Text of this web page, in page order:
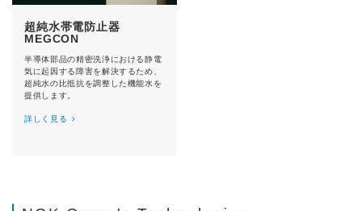
超純水帯電防止器
MEGCON
半導体部品の精密洗浄における静電
気に起因する障害を解決するため、
超純水の比抵抗を調整した機能水を
提供します。
詳しく見る